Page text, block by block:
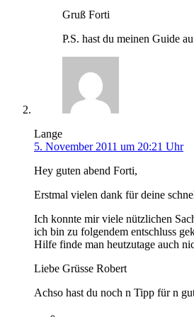
Gruß Forti
P.S. hast du meinen Guide
Lange
5. November 2011 um 20:21 Uhr
Hey guten abend Forti,
Erstmal vielen dank für deine
Ich konnte mir viele nützlichen
ich bin zu folgendem entschluss
Hilfe finde man heutzutage auch
Liebe Grüsse Robert
Achso hast du noch n Tipp für n